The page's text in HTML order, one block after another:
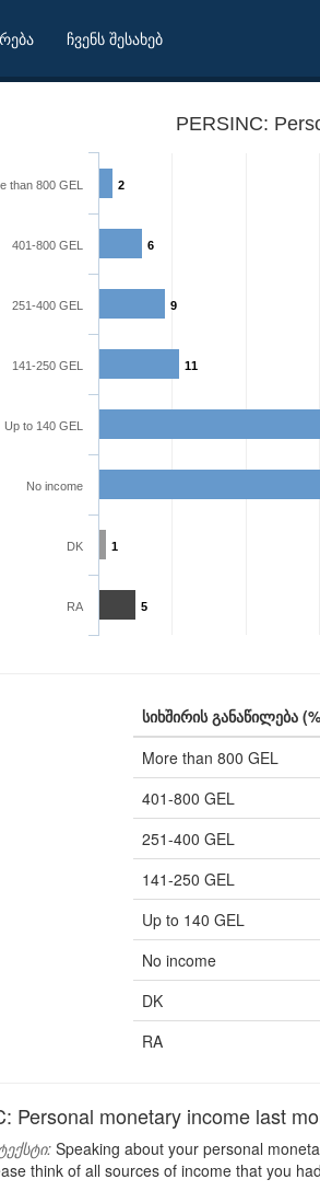
ჩვენს შესახებ
PERSINC:
2
6
9
11
1
5
than 800 GEL
401-800 GEL
251-400 GEL
141-250 GEL
Up to 140 GEL
No income
DK
RA
სიხშირის განაწილება
More than 800 GEL
401-800 GEL
251-400 GEL
141-250 GEL
Up to 140 GEL
No income
DK
RA
Personal monetary income last
Speaking about your personal
think of all sources of income that you